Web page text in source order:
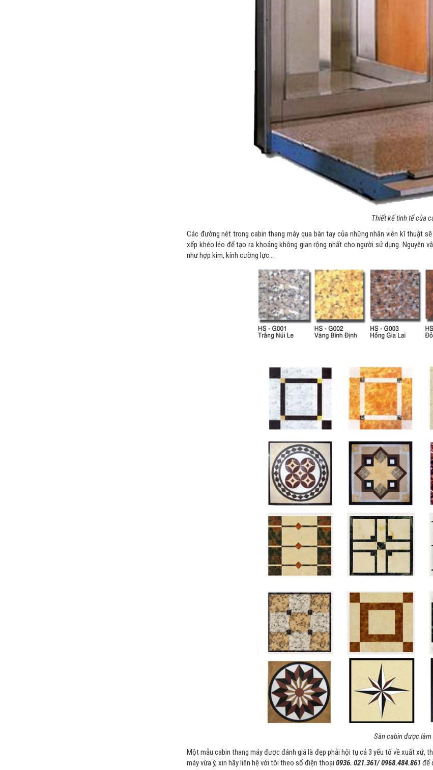
Thiết kế tinh tế của
Các đường nét trong cabin thang máy qua bàn tay của những nhân viên kĩ thuật
xếp khéo léo để tạo ra khoảng không gian rộng nhất cho người sử dụng. Nguyên
như hợp kim, kính cường lực…
Sàn cabin được
Một mẫu cabin thang máy được đánh giá là đẹp phải hội tụ cả 3 yếu tố về xuất xứ,
máy vừa ý, xin hãy liên hệ với tôi theo số điện thoại 0936. 021.361/ 0968.484.861 để